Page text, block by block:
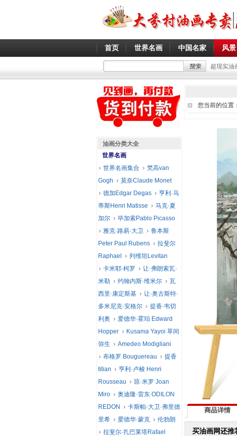
首页 世界名画 中国名家 风景
超现实油
您当前的位置
商品详情
买油画网还推
油画分类大全
世界名画
世界名画集合
梵高van
Gogh
莫奈Claude Monet
德加Edgar Degas
亨利·马
蒂斯Henri Matisse
马克·夏
加尔
毕加索Pablo Picasso
雅克·路易·大卫
鲁本斯
Peter Paul Rubens
拉斐尔
Raphael
列维坦Levitan
卡米耶·柯罗
让·弗朗索瓦·
米勒
约翰内斯·维米尔
瓦
西里·康定斯基
让·奥古斯特·
多米尼克·安格尔
提香·韦切
利奥
爱德华·霍珀 Edward
Hopper
Kusama Yayoi 草间
弥生
Amedeo Modigliani
布格罗 Bouguereau
提香
titian
亨利·卢梭 Henri
Rousseau
琼·米罗 Joan
Miro
奥迪隆·雷东 ODILON
REDON
卡斯帕·大卫·弗里德
里希
爱德华·蒙克
伦勃朗
拉斐尔·扎巴莱塔Rafael